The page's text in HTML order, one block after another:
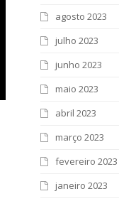
agosto 2023
julho 2023
junho 2023
maio 2023
abril 2023
março 2023
fevereiro 2023
janeiro 2023